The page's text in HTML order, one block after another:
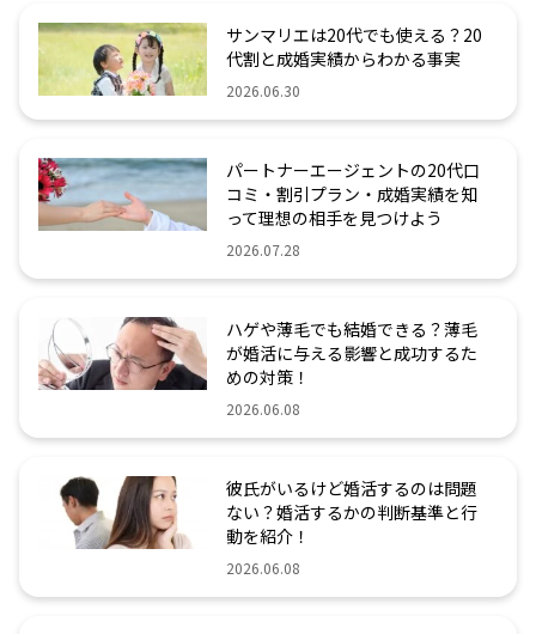
サンマリエは20代でも使える？20
代割と成婚実績からわかる事実
2026.06.30
パートナーエージェントの20代口
コミ・割引プラン・成婚実績を知
って理想の相手を見つけよう
2026.07.28
ハゲや薄毛でも結婚できる？薄毛
が婚活に与える影響と成功するた
めの対策！
2026.06.08
彼氏がいるけど婚活するのは問題
ない？婚活するかの判断基準と行
動を紹介！
2026.06.08